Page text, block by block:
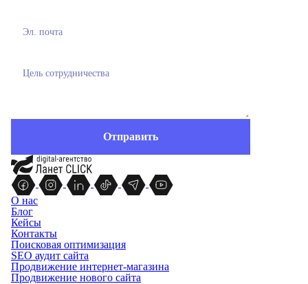
О нас
Блог
Кейсы
Контакты
Поисковая оптимизация
SEO аудит сайта
Продвижение интернет-магазина
Продвижение нового сайта